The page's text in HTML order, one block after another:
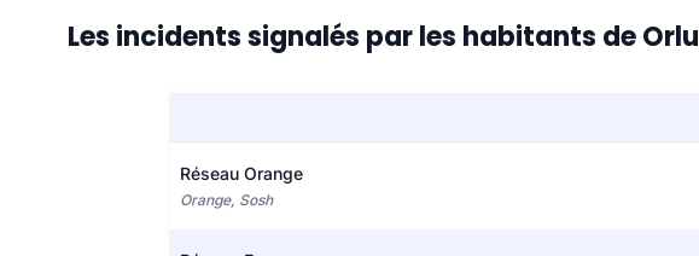
Les incidents signalés par les habitants de Orlu
Réseau Orange
Orange, Sosh